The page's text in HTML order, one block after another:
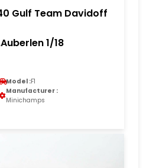
Gulf Team Davidoff
1/18
Model :F1
Manufacturer :
Minichamps